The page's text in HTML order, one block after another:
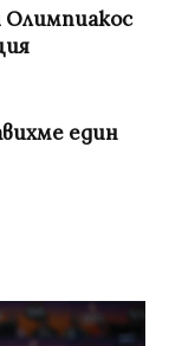
Олимпиакос
един